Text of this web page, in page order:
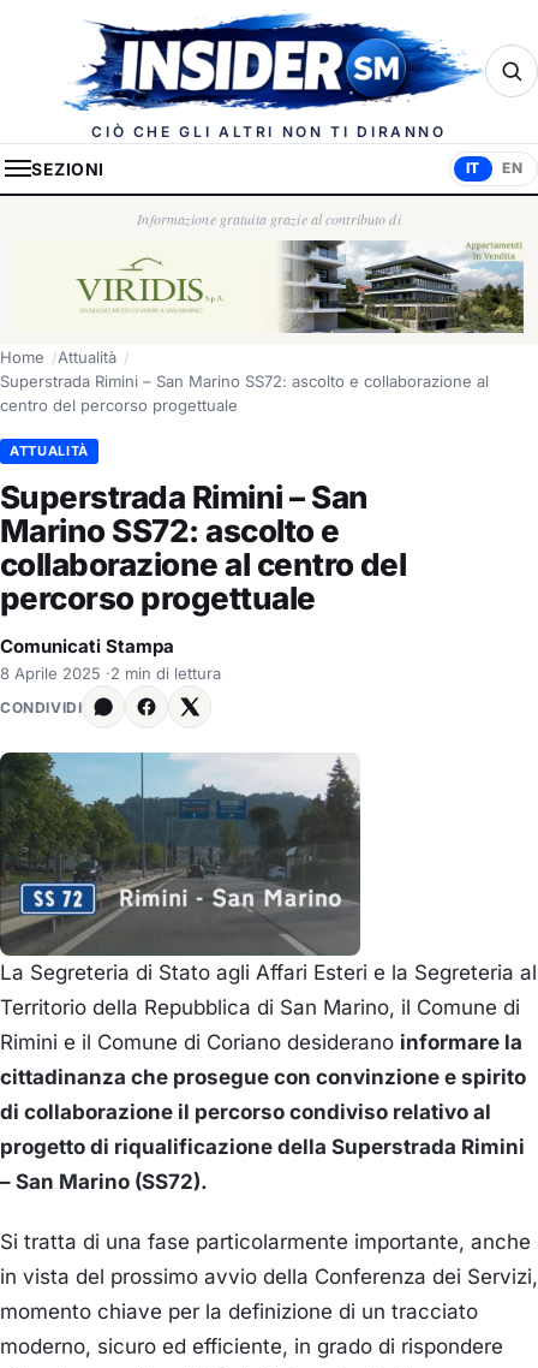
Insider.sm
CIÒ CHE GLI ALTRI NON TI DIRANNO
SEZIONI IT EN
Informazione gratuita grazie al contributo di
Home
Attualità
Superstrada Rimini – San Marino SS72: ascolto e collaborazione al
centro del percorso progettuale
ATTUALITÀ
Superstrada Rimini – San
Marino SS72: ascolto e
collaborazione al centro del
percorso progettuale
Comunicati Stampa
8 Aprile 2025 ·2 min di lettura
CONDIVIDI
La Segreteria di Stato agli Affari Esteri e la Segreteria al
Territorio della Repubblica di San Marino, il Comune di
Rimini e il Comune di Coriano desiderano informare la
cittadinanza che prosegue con convinzione e spirito
di collaborazione il percorso condiviso relativo al
progetto di riqualificazione della Superstrada Rimini
– San Marino (SS72).
Si tratta di una fase particolarmente importante, anche
in vista del prossimo avvio della Conferenza dei Servizi,
momento chiave per la definizione di un tracciato
moderno, sicuro ed efficiente, in grado di rispondere